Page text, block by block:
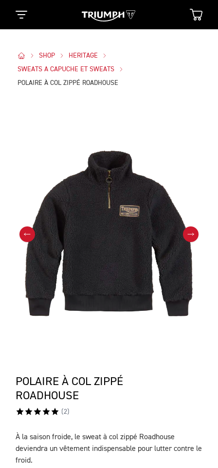
SHOP
HERITAGE
SWEATS A CAPUCHE ET SWEATS
POLAIRE À COL ZIPPÉ ROADHOUSE
POLAIRE À COL ZIPPÉ
ROADHOUSE
( 2)
DESCRIPTION
À la saison froide, le sweat à col zippé Roadhouse
deviendra un vêtement indispensable pour lutter contre le
froid.